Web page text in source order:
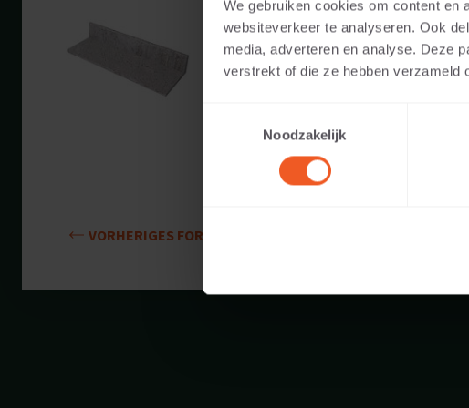
We gebruiken cookies om content en
websiteverkeer te analyseren. Ook
media, adverteren en analyse. Deze
verstrekt of die ze hebben verzameld
Noodzakelijk
15 CM DICKE
Verfügbare Farben:
VORHERIGES FORMAT